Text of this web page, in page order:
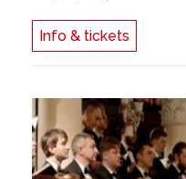
Info & tickets